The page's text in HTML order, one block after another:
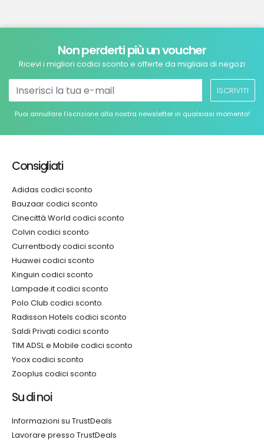
Non perderti più un voucher
Ricevi i migliori codici sconto e offerte da migliaia di negozi
ISCRIVITI
Puoi annullare l’iscrizione alla nostra newsletter in qualsiasi momento!
Consigliati
Adidas codici sconto
Bauzaar codici sconto
Cinecittà World codici sconto
Colvin codici sconto
Currentbody codici sconto
Huawei codici sconto
Kinguin codici sconto
Lampade.it codici sconto
Polo Club codici sconto
Radisson Hotels codici sconto
Saldi Privati codici sconto
TIM ADSL e Mobile codici sconto
Yoox codici sconto
Zooplus codici sconto
Su di noi
Informazioni su TrustDeals
Lavorare presso TrustDeals